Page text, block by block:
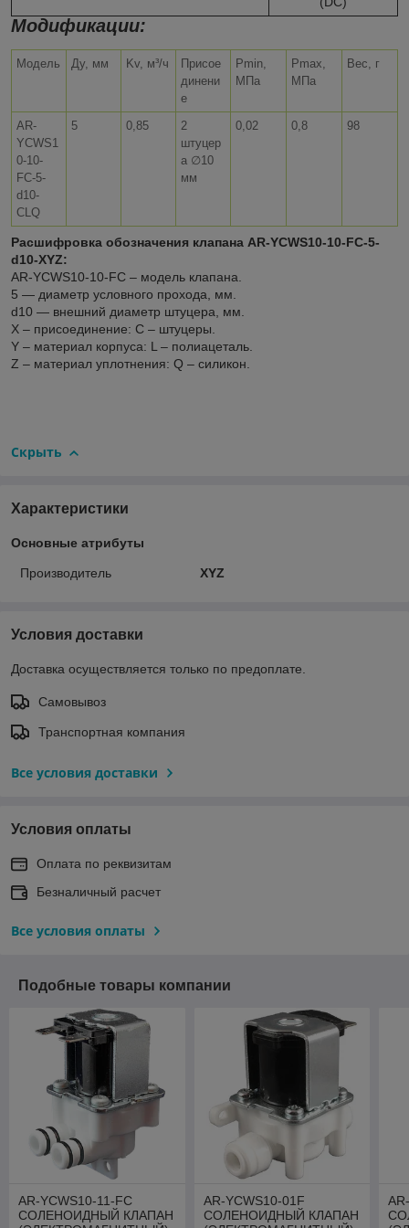
Модификации:
Модель Ду, мм Kv, м³/ч
Присое
динени
е
Pmin,
МПа
Pmax,
МПа
Вес, г
AR-
YCWS1
0-10-
FC-5-
d10-
CLQ
5 0,85
2
штуцер
а ∅10
мм
0,02 0,8 98
Расшифровка обозначения клапана AR-YCWS10-10-FC-5-
d10-XYZ:
AR-YCWS10-10-FC – модель клапана.
5 — диаметр условного прохода, мм.
d10 — внешний диаметр штуцера, мм.
X – присоединение: C – штуцеры.
Y – материал корпуса: L – полиацеталь.
Z – материал уплотнения: Q – силикон.
Скрыть
Характеристики
Основные атрибуты
Производитель XYZ
Условия доставки
Доставка осуществляется только по предоплате.
Самовывоз
Транспортная компания
Все условия доставки
Условия оплаты
Оплата по реквизитам
Безналичный расчет
Все условия оплаты
Подобные товары компании
AR-YCWS10-11-FC
СОЛЕНОИДНЫЙ КЛАПАН
AR-YCWS10-01F
СОЛЕНОИДНЫЙ КЛАПАН